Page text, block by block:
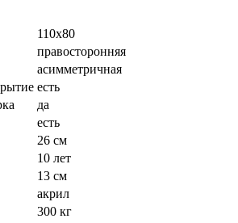
110x80
правосторонняя
асимметричная
есть
да
есть
26 см
10 лет
13 см
акрил
300 кг